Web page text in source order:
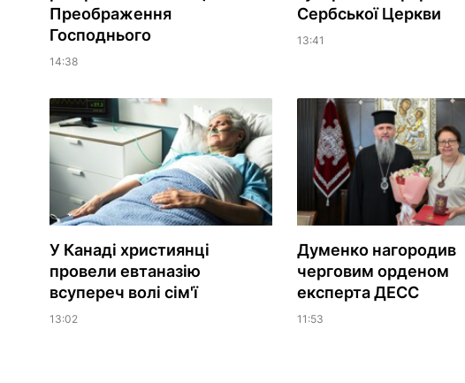
Преображення
Господнього
14:38
Сербської Церкви
13:41
У Канаді християнці
провели евтаназію
всупереч волі сім'ї
13:02
Думенко нагородив
черговим орденом
експерта ДЕСС
11:53